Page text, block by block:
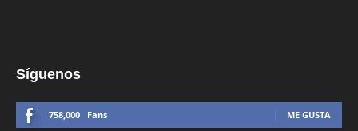
Síguenos
758,000 Fans ME GUSTA